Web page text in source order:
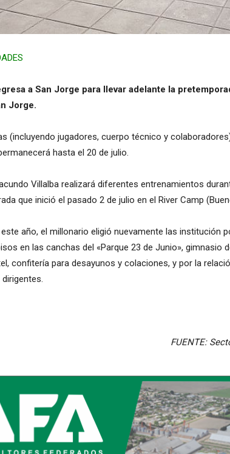
a San Jorge para llevar adelante la
Jorge.
(incluyendo jugadores, cuerpo técnico y
hasta el 20 de julio.
Villalba realizará diferentes entrenamientos
que inició el pasado 2 de julio en el River Camp
año, el millonario eligió nuevamente las institución
en las canchas del «Parque 23 de Junio», gimnasio
confitería para desayunos y colaciones, y por la
FUENTE: